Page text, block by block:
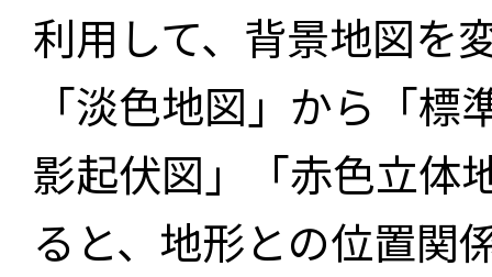
利用して、背景地図を
「淡色地図」から「
影起伏図」「赤色立体
ると、地形との位置関